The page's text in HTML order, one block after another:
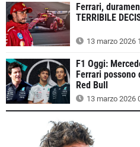
Ferrari,
TERRIBILE
13 marzo 2026
F1 Oggi:
Ferrari
Red Bull
13 marzo 2026